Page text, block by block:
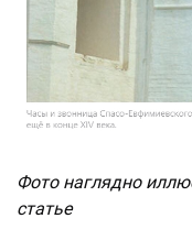
Фото наглядно
статье